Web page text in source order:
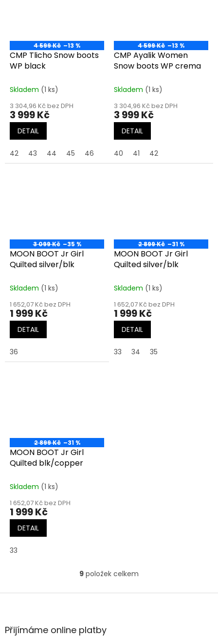
4 599 Kč –13 %
CMP Tlicho Snow boots
WP black
Skladem (1 ks)
3 304,96 Kč bez DPH
3 999 Kč
DETAIL
42 43 44 45 46
4 599 Kč –13 %
CMP Ayalik Women
Snow boots WP crema
Skladem (1 ks)
3 304,96 Kč bez DPH
3 999 Kč
DETAIL
40 41 42
3 099 Kč –35 %
MOON BOOT Jr Girl
Quilted silver/blk
Skladem (1 ks)
1 652,07 Kč bez DPH
1 999 Kč
DETAIL
36
2 899 Kč –31 %
MOON BOOT Jr Girl
Quilted silver/blk
Skladem (1 ks)
1 652,07 Kč bez DPH
1 999 Kč
DETAIL
33 34 35
2 899 Kč –31 %
MOON BOOT Jr Girl
Quilted blk/copper
Skladem (1 ks)
1 652,07 Kč bez DPH
1 999 Kč
DETAIL
33
O
l
9 položek celkem
Z
aPřijímáme online platby